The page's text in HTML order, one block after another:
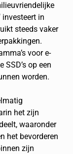
in
steeds vaker
voor e-
op een
worden.
het zijn
waaronder
het bevorderen
zijn